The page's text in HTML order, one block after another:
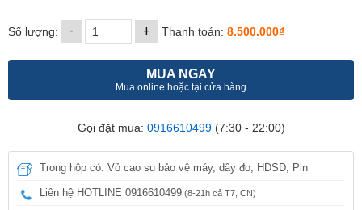
Số lượng: - + Thanh toán: 8.500.000₫
MUA NGAY
Mua online hoặc tại cửa hàng
Gọi đặt mua: 0916610499(7:30 - 22:00)
Trong hộp có: Vỏ cao su bảo vệ máy, dây đo, HDSD, Pin
Liên hệ HOTLINE 0916610499 (8-21h cả T7, CN)